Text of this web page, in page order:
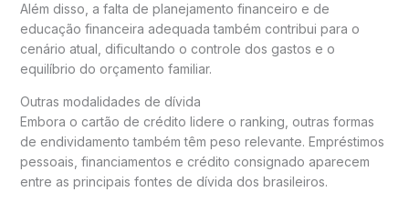
Além disso, a falta de planejamento financeiro e de
educação financeira adequada também contribui para o
cenário atual, dificultando o controle dos gastos e o
equilíbrio do orçamento familiar.
Outras modalidades de dívida
Embora o cartão de crédito lidere o ranking, outras formas
de endividamento também têm peso relevante. Empréstimos
pessoais, financiamentos e crédito consignado aparecem
entre as principais fontes de dívida dos brasileiros.